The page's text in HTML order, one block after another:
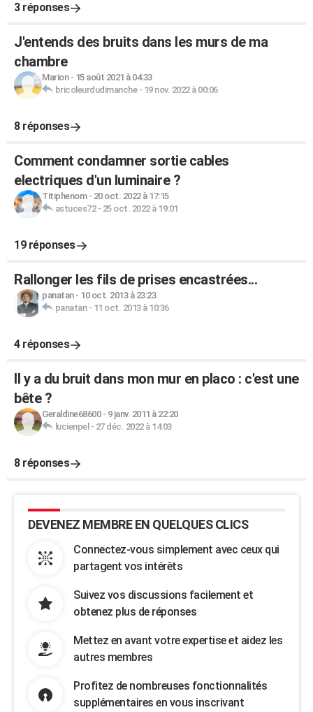
3 réponses
J'entends des bruits dans les murs de ma
chambre
Marion- 15 août 2021 à 04:33
bricoleurdudimanche- 19 nov. 2022 à 00:06
8 réponses
Comment condamner sortie cables
electriques d'un luminaire ?
Titiphenom- 20 oct. 2022 à 17:15
astuces72- 25 oct. 2022 à 19:01
19 réponses
Rallonger les fils de prises encastrées...
panatan- 10 oct. 2013 à 23:23
panatan- 11 oct. 2013 à 10:36
4 réponses
Il y a du bruit dans mon mur en placo : c'est une
bête ?
Geraldine68600- 9 janv. 2011 à 22:20
lucienpel - 27 déc. 2022 à 14:03
8 réponses
DEVENEZ MEMBRE EN QUELQUES CLICS
Connectez-vous simplement avec ceux qui
partagent vos intérêts
Suivez vos discussions facilement et
obtenez plus de réponses
Mettez en avant votre expertise et aidez les
autres membres
Profitez de nombreuses fonctionnalités
supplémentaires en vous inscrivant